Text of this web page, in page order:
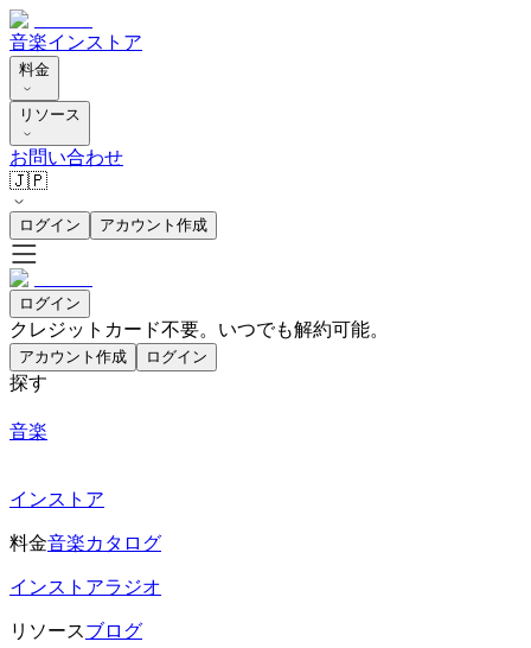
音楽インストア
料金
リソース
お問い合わせ
🇯🇵
ログイン アカウント作成
ログイン
クレジットカード不要。いつでも解約可能。
アカウント作成 ログイン
探す
音楽
インストア
料金音楽カタログ
インストアラジオ
リソースブログ